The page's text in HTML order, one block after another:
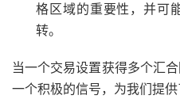
格区域的重要性，并可
转。
当一个交易设置获得多个汇
一个积极的信号，为我们提供